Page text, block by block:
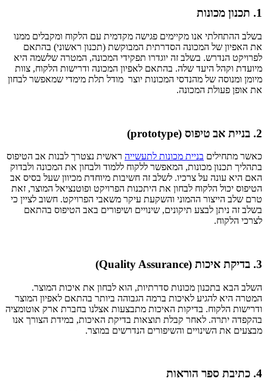
1. תכנון מכונות
בשלב ההתחלתי אנו מקיימים פגישה מקדמית עם הלקוח ומקבלים ממנו
את האפיון של המכונה הסדרתית המבוקשת (תכנון ראשוני) בהתאם
לפרויקט הנדרש. בשלב זה יוגדרו תפקידי המכונה, המטרה שלשמה היא
מיועדת וקהל היעד שלה. בהתאם לאפיון המכונה ודרישות הלקוח, צוות
מיומן ומנוסה של מהנדסי המכונות יוצר מודל תלת מימדי שמאפשר לבחון
את אופן פעולת המכונה.
2. בניית אב טיפוס (prototype)
כאשר מתחילים בניית מכונות לתעשייה ראשית נצטרך לבנות אב הטיפוס
בתהליך תכנון מכונות, המאפשר ללקוח ללמוד ולבחון את המכונה ולבדוק
האם היא עונה על צרכיו. לשלב זה חשיבות מיוחדת מכיוון שעל בסיס אב
הטיפוס יכול הלקוח לבחון את היתכנות הפרויקט ופוטנציאל המוצר, זאת
טרם שלב הייצור ההמוני והשקעת עיקר משאבי הפרויקט. חשוב לציין כי
בשלב זה ניתן לבצע תיקונים, שינויים ושיפורים באב הטיפוס בהתאם
לצרכי הלקוח.
3. בדיקת איכות (Quality Assurance)
השלב הבא בתכנון מכונות סדרתיות, הוא לבחון את איכות המוצר.
המטרה היא להגיע לאיכות ברמה הגבוהה ביותר בהתאם לאפיון המוצר
ודרישות הלקוח. בדיקות האיכות מתבצעות אצלנו בחברת ארק אוטומציה
בהקפדה יתרה. לאחר קבלת תוצאות בדיקת האיכות, במידת הצורך אנו
מבצעים את השינויים והשיפורים הנדרשים במוצר.
4. כתיבת ספר הוראות